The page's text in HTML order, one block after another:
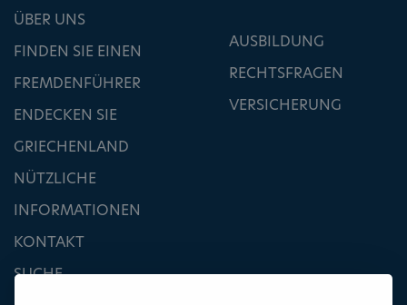
ÜBER UNS
FINDEN SIE EINEN
FREMDENFÜHRER
ENDECKEN SIE
GRIECHENLAND
NÜTZLICHE
INFORMATIONEN
KONTAKT
SUCHE
AUSBILDUNG
RECHTSFRAGEN
VERSICHERUNG